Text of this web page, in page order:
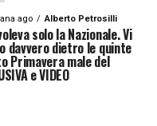
ago Alberto Petrosilli
solo la Nazionale. Vi
davvero dietro le quinte
Primavera male del
e VIDEO